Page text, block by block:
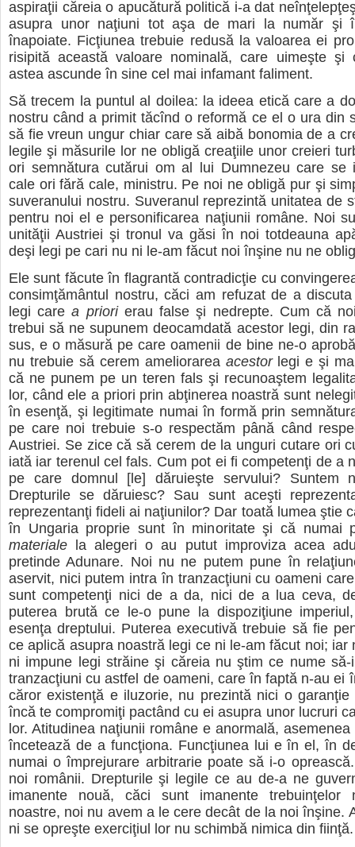
aspiraţii căreia o apucătură politică i-a dat
asupra unor naţiuni tot aşa de mari la număr şi
înapoiate. Ficţiunea trebuie redusă la valoarea ei
risipită această valoare nominală, care uimeşte şi
astea ascunde în sine cel mai infamant faliment.
Să trecem la puntul al doilea: la ideea etică care a
nostru când a primit tăcînd o reformă ce el o ura din
să fie vreun ungur chiar care să aibă bonomia de a
legile şi măsurile lor ne obligă creaţiile unor creieri
ori semnătura cutărui om al lui Dumnezeu care se
cale ori fără cale, ministru. Pe noi ne obligă pur şi
suveranului nostru. Suveranul reprezintă unitatea de
pentru noi el e personificarea naţiunii române. Noi
unităţii Austriei şi tronul va găsi în noi totdeauna
deşi legi pe cari nu ni le-am făcut noi înşine nu ne
Ele sunt făcute în flagrantă contradicţie cu
consimţământul nostru, căci am refuzat de a
legi carea priorierau false şi nedrepte. Cum că
trebui să ne supunem deocamdată acestor legi, din
sus, e o măsură pe care oamenii de bine ne-o
nu trebuie să cerem ameliorarea acestorlegi e şi
că ne punem pe un teren fals şi recunoaştem
lor, când ele a priori prin abţinerea noastră sunt
în esenţă, şi legitimate numai în formă prin
pe care noi trebuie s-o respectăm până când
Austriei. Se zice că să cerem de la unguri cutare ori
iată iar terenul cel fals. Cum pot ei fi competenţi de a
pe care domnul [le] dăruieşte servului? Suntem
Drepturile se dăruiesc? Sau sunt aceşti
reprezentanţi fideli ai naţiunilor? Dar toată lumea ştie
în Ungaria proprie sunt în minoritate şi că numai
materiale la alegeri o au putut improviza acea
pretinde Adunare. Noi nu ne putem pune în
aservit, nici putem intra în tranzacţiuni cu oameni
sunt competenţi nici de a da, nici de a lua ceva,
puterea brută ce le-o pune la dispoziţiune
esenţa dreptului. Puterea executivă trebuie să fie
ce aplică asupra noastră legi ce ni le-am făcut noi; iar
ni impune legi străine şi căreia nu ştim ce nume
tranzacţiuni cu astfel de oameni, care în faptă n-au ei
căror existenţă e iluzorie, nu prezintă nici o
încă te compromiţi pactând cu ei asupra unor lucruri
lor. Atitudinea naţiunii române e anormală,
încetează de a funcţiona. Funcţiunea lui e în el, în
numai o împrejurare arbitrarie poate să i-o
noi românii. Drepturile şi legile ce au de-a ne
imanente nouă, căci sunt imanente trebuinţelor
noastre, noi nu avem a le cere decât de la noi înşine.
ni se opreşte exerciţiul lor nu schimbă nimica din fiinţă.